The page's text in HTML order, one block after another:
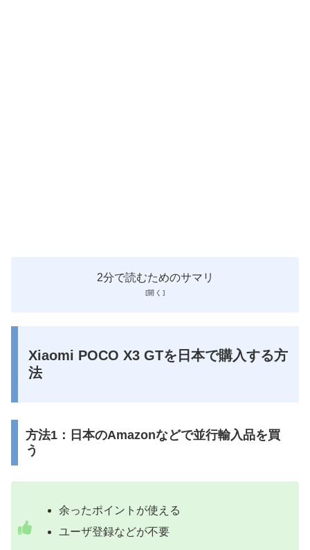
2分で読むためのサマリ
Xiaomi POCO X3 GTを日本で購入する方
法
方法1：日本のAmazonなどで並行輸入品を買
う
余ったポイントが使える
ユーザ登録などが不要